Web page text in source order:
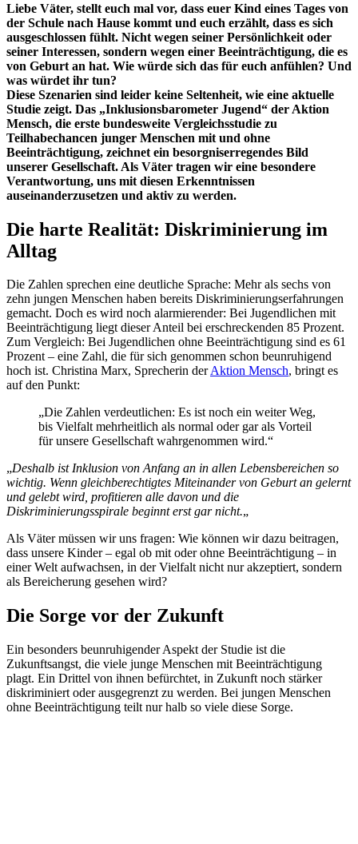
Liebe Väter, stellt euch mal vor, dass euer Kind eines Tages von
der Schule nach Hause kommt und euch erzählt, dass es sich
ausgeschlossen fühlt. Nicht wegen seiner Persönlichkeit oder
seiner Interessen, sondern wegen einer Beeinträchtigung, die es
von Geburt an hat. Wie würde sich das für euch anfühlen? Und
was würdet ihr tun?
Diese Szenarien sind leider keine Seltenheit, wie eine aktuelle
Studie zeigt. Das „Inklusionsbarometer Jugend“ der Aktion
Mensch, die erste bundesweite Vergleichsstudie zu
Teilhabechancen junger Menschen mit und ohne
Beeinträchtigung, zeichnet ein besorgniserregendes Bild
unserer Gesellschaft. Als Väter tragen wir eine besondere
Verantwortung, uns mit diesen Erkenntnissen
auseinanderzusetzen und aktiv zu werden.
Die harte Realität: Diskriminierung im
Alltag
Die Zahlen sprechen eine deutliche Sprache: Mehr als sechs von
zehn jungen Menschen haben bereits Diskriminierungserfahrungen
gemacht. Doch es wird noch alarmierender: Bei Jugendlichen mit
Beeinträchtigung liegt dieser Anteil bei erschreckenden 85 Prozent.
Zum Vergleich: Bei Jugendlichen ohne Beeinträchtigung sind es 61
Prozent – eine Zahl, die für sich genommen schon beunruhigend
hoch ist. Christina Marx, Sprecherin derAktion Mensch, bringt es
auf den Punkt:
„Die Zahlen verdeutlichen: Es ist noch ein weiter Weg,
bis Vielfalt mehrheitlich als normal oder gar als Vorteil
für unsere Gesellschaft wahrgenommen wird.“
„Deshalb ist Inklusion von Anfang an in allen Lebensbereichen so
wichtig. Wenn gleichberechtigtes Miteinander von Geburt an gelernt
und gelebt wird, profitieren alle davon und die
Diskriminierungsspirale beginnt erst gar nicht.„
Als Väter müssen wir uns fragen: Wie können wir dazu beitragen,
dass unsere Kinder – egal ob mit oder ohne Beeinträchtigung – in
einer Welt aufwachsen, in der Vielfalt nicht nur akzeptiert, sondern
als Bereicherung gesehen wird?
Die Sorge vor der Zukunft
Ein besonders beunruhigender Aspekt der Studie ist die
Zukunftsangst, die viele junge Menschen mit Beeinträchtigung
plagt. Ein Drittel von ihnen befürchtet, in Zukunft noch stärker
diskriminiert oder ausgegrenzt zu werden. Bei jungen Menschen
ohne Beeinträchtigung teilt nur halb so viele diese Sorge.